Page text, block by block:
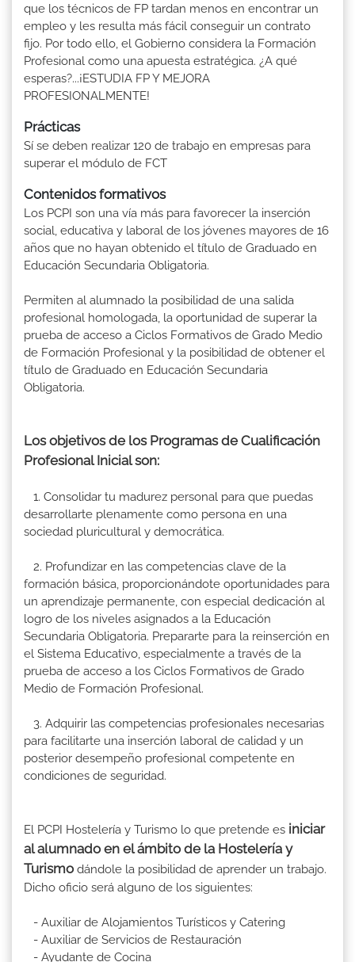
que los técnicos de FP tardan menos en encontrar un
empleo y les resulta más fácil conseguir un contrato
fijo. Por todo ello, el Gobierno considera la Formación
Profesional como una apuesta estratégica. ¿A qué
esperas?...¡ESTUDIA FP Y MEJORA
PROFESIONALMENTE!
Prácticas
Sí se deben realizar 120 de trabajo en empresas para
superar el módulo de FCT
Contenidos formativos
Los PCPI son una vía más para favorecer la inserción
social, educativa y laboral de los jóvenes mayores de 16
años que no hayan obtenido el título de Graduado en
Educación Secundaria Obligatoria.
Permiten al alumnado la posibilidad de una salida
profesional homologada, la oportunidad de superar la
prueba de acceso a Ciclos Formativos de Grado Medio
de Formación Profesional y la posibilidad de obtener el
título de Graduado en Educación Secundaria
Obligatoria.
Los objetivos de los Programas de Cualificación
Profesional Inicial son:
1. Consolidar tu madurez personal para que puedas
desarrollarte plenamente como persona en una
sociedad pluricultural y democrática.
2. Profundizar en las competencias clave de la
formación básica, proporcionándote oportunidades para
un aprendizaje permanente, con especial dedicación al
logro de los niveles asignados a la Educación
Secundaria Obligatoria. Prepararte para la reinserción en
el Sistema Educativo, especialmente a través de la
prueba de acceso a los Ciclos Formativos de Grado
Medio de Formación Profesional.
3. Adquirir las competencias profesionales necesarias
para facilitarte una inserción laboral de calidad y un
posterior desempeño profesional competente en
condiciones de seguridad.
El PCPI Hostelería y Turismo lo que pretende es iniciar
al alumnado en el ámbito de la Hostelería y
Turismo dándole la posibilidad de aprender un trabajo.
Dicho oficio será alguno de los siguientes:
- Auxiliar de Alojamientos Turísticos y Catering
- Auxiliar de Servicios de Restauración
- Ayudante de Cocina